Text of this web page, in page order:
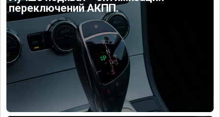
переключений АКПП.